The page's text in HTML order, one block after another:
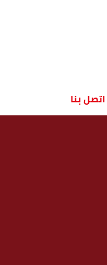
اتصل بنا